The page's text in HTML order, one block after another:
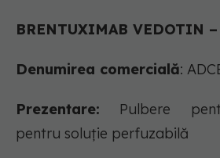
BRENTUXIMAB VEDOTIN
Denumirea comercială:
Prezentare: Pulbere
pentru soluție perfuzabilă